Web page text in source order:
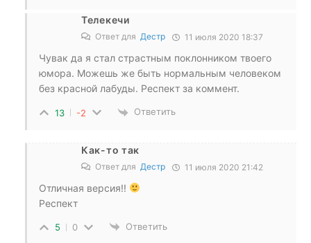
Телекечи
Ответ для Дестр 11 июля 2020 18:37
Чувак да я стал страстным поклонником твоего
юмора. Можешь же быть нормальным человеком
без красной лабуды. Респект за коммент.
13 -2 Ответить
Как-то так
Ответ для Дестр 11 июля 2020 21:42
Отличная версия!!
Респект
5 0 Ответить